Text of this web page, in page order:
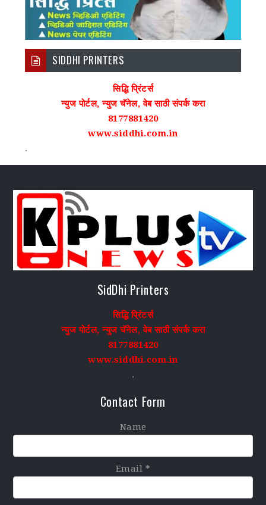
SIDDHI PRINTERS
सिद्धि प्रिंटर्स
न्युज पोर्टल, न्युज चॅनेल, वेब साठी संपर्क करा
8177881420
www.siddhi.com.in
.
SidDhi Printers
सिद्धि प्रिंटर्स
न्युज पोर्टल, न्युज चॅनेल, वेब साठी संपर्क करा
8177881420
www.siddhi.com.in
.
Contact Form
Name
Email *